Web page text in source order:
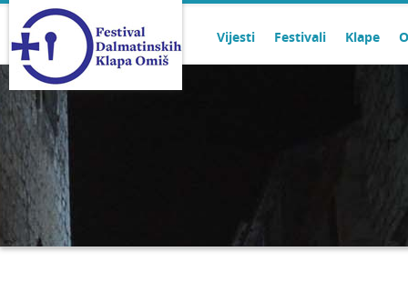
Vijesti Festivali Klape